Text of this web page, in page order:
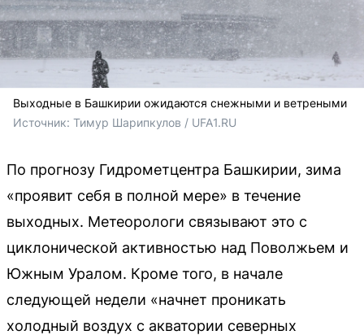
Выходные в Башкирии ожидаются снежными и ветреными
Источник: Тимур Шарипкулов / UFA1.RU
По прогнозу Гидрометцентра Башкирии, зима
«проявит себя в полной мере» в течение
выходных. Метеорологи связывают это с
циклонической активностью над Поволжьем и
Южным Уралом. Кроме того, в начале
следующей недели «начнет проникать
холодный воздух с акватории северных